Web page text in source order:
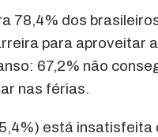
78,4% dos
para aproveitar
67,2% não
nas férias.
está insatisfeita